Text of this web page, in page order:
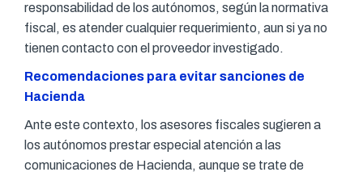
responsabilidad de los autónomos, según la normativa
fiscal, es atender cualquier requerimiento, aun si ya no
tienen contacto con el proveedor investigado.
Recomendaciones para evitar sanciones de
Hacienda
Ante este contexto, los asesores fiscales sugieren a
los autónomos prestar especial atención a las
comunicaciones de Hacienda, aunque se trate de